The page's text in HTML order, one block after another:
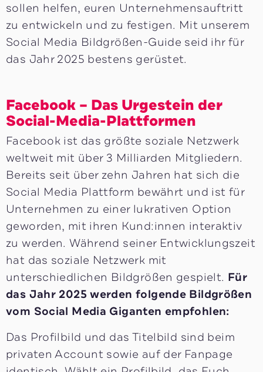
sollen helfen, euren Unternehmensauftritt
zu entwickeln und zu festigen. Mit unserem
Social Media Bildgrößen-Guide seid ihr für
das Jahr 2025 bestens gerüstet.
Facebook – Das Urgestein der
Social-Media-Plattformen
Facebook ist das größte soziale Netzwerk
weltweit mit über 3 Milliarden Mitgliedern.
Bereits seit über zehn Jahren hat sich die
Social Media Plattform bewährt und ist für
Unternehmen zu einer lukrativen Option
geworden, mit ihren Kund:innen interaktiv
zu werden. Während seiner Entwicklungszeit
hat das soziale Netzwerk mit
unterschiedlichen Bildgrößen gespielt. Für
das Jahr 2025 werden folgende Bildgrößen
vom Social Media Giganten empfohlen:
Das Profilbild und das Titelbild sind beim
privaten Account sowie auf der Fanpage